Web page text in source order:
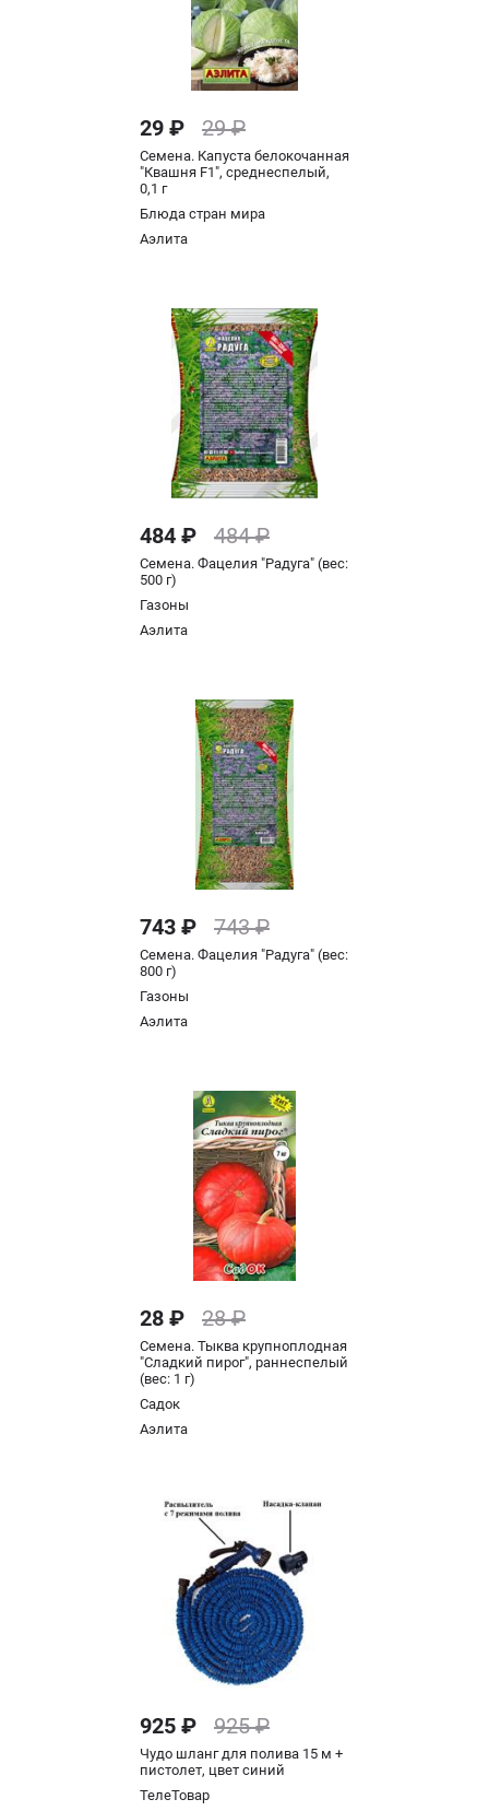
29 ₽ 29 ₽
Семена. Капуста белокочанная
"Квашня F1", среднеспелый,
0,1 г
Блюда стран мира
Аэлита
484 ₽ 484 ₽
Семена. Фацелия "Радуга" (вес:
500 г)
Газоны
Аэлита
743 ₽ 743 ₽
Семена. Фацелия "Радуга" (вес:
800 г)
Газоны
Аэлита
28 ₽ 28 ₽
Семена. Тыква крупноплодная
"Сладкий пирог", раннеспелый
(вес: 1 г)
Садок
Аэлита
925 ₽ 925 ₽
Чудо шланг для полива 15 м +
пистолет, цвет синий
ТелеТовар